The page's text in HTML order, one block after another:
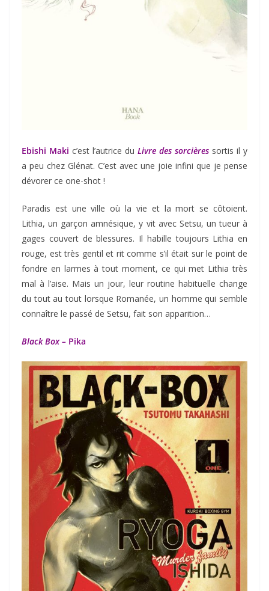
Ebishi Maki c’est l’autrice du Livre des sorcières sortis il y
a peu chez Glénat. C’est avec une joie infini que je pense
dévorer ce one-shot !
Paradis est une ville où la vie et la mort se côtoient.
Lithia, un garçon amnésique, y vit avec Setsu, un tueur à
gages couvert de blessures. Il habille toujours Lithia en
rouge, est très gentil et rit comme s’il était sur le point de
fondre en larmes à tout moment, ce qui met Lithia très
mal à l’aise. Mais un jour, leur routine habituelle change
du tout au tout lorsque Romanée, un homme qui semble
connaître le passé de Setsu, fait son apparition…
Black Box – Pika